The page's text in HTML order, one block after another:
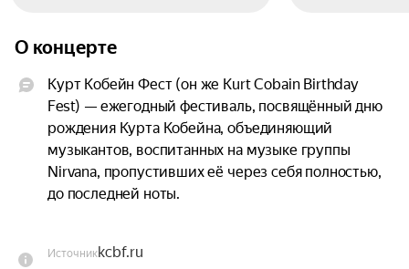
О концерте
Курт Кобейн Фест (он же Kurt Cobain Birthday
Fest) — ежегодный фестиваль, посвящённый дню
рождения Курта Кобейна, объединяющий
музыкантов, воспитанных на музыке группы
Nirvana, пропустивших её через себя полностью,
до последней ноты.
лет. Поэтому мы готовим особенную,
Источникkcbf.ru